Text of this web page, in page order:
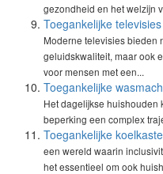
gezondheid en het welzijn
Toegankelijke
Moderne televisies bieden
geluidskwaliteit, maar ook
voor mensen met een...
Toegankelijke
Het dagelijkse huishouden
beperking een complex
Toegankelijke
een wereld waarin
het essentieel om ook